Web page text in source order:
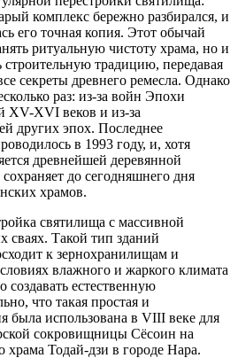
комплекс бережно разбирался, и
его точная копия. Этот обычай
ритуальную чистоту храма, но и
традицию, передавая
секреты древнего ремесла. Однако
раз: из-за войн Эпохи
XVI веков и из-за
других эпох. Последнее
в 1993 году, и, хотя
древнейшей деревянной
до сегодняшнего дня
храмов.
святилища с массивной
сваях. Такой тип зданий
к зернохранилищам и
влажного и жаркого климата
естественную
что такая простая и
была использована в VIII веке для
сокровищницы Сёсоин на
храма Тодай-дзи в городе Нара.